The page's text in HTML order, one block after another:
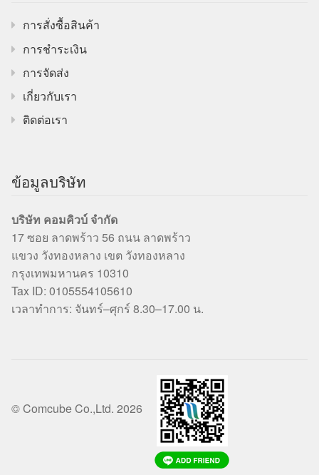
การสั่งซื้อสินค้า
การชำระเงิน
การจัดส่ง
เกี่ยวกับเรา
ติดต่อเรา
ข้อมูลบริษัท
บริษัท คอมคิวบ์ จำกัด
17 ซอย ลาดพร้าว 56 ถนน ลาดพร้าว
แขวง วังทองหลาง เขต วังทองหลาง
กรุงเทพมหานคร 10310
Tax ID: 0105554105610
เวลาทำการ: จันทร์–ศุกร์ 8.30–17.00 น.
© Comcube Co.,Ltd. 2026